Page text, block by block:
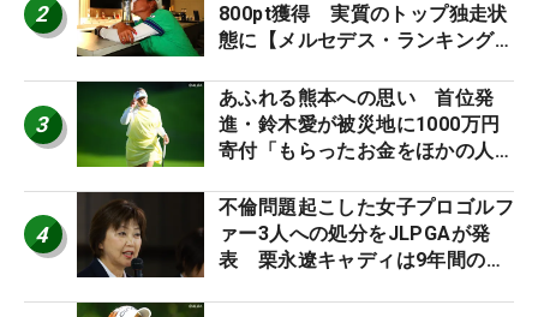
2
800pt獲得 実質のトップ独走状
態に【メルセデス・ランキング番
3
あふれる熊本への思い 首位発
進・鈴木愛が被災地に1000万円
寄付「もらったお金をほかの人
4
不倫問題起こした女子プロゴルフ
ァー3人への処分をJLPGAが発
表 栗永遼キャディは9年間の立